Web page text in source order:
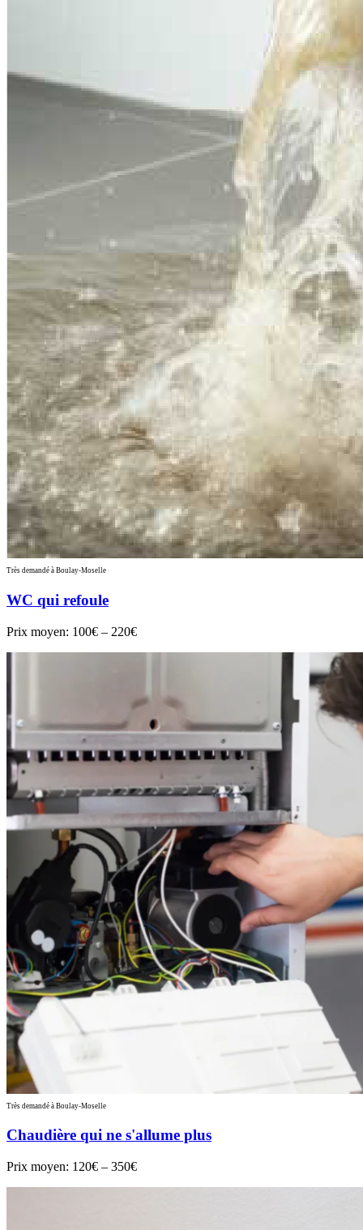
Très demandé à Boulay-Moselle
WC qui refoule
Prix moyen: 100€ – 220€
Très demandé à Boulay-Moselle
Chaudière qui ne s'allume plus
Prix moyen: 120€ – 350€